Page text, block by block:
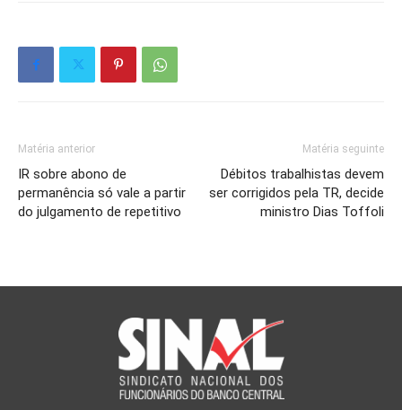
Matéria anterior
IR sobre abono de
permanência só vale a partir
do julgamento de repetitivo
Matéria seguinte
Débitos trabalhistas devem
ser corrigidos pela TR, decide
ministro Dias Toffoli